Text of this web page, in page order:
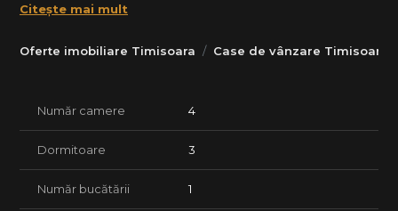
Oferte imobiliare Timisoara Case de vânzare Timisoara
balcon;
- detalii constructive : ziduri exterioare si interioare din
caramida porotherm de 25 cm termoizolata exterior cu
- CENTRALA termica PROPRIE cu incalzire prin pardoseala;
- compartimentare:
- parter : hol acces, bucatarie inchisa, camera de zi, debara,
Detalii suplimentare :
Citește mai mult
Număr camere 4
Dormitoare 3
Număr bucătării 1